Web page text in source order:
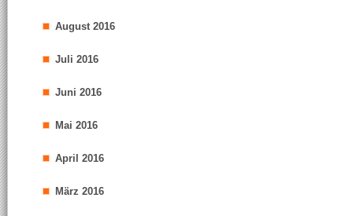
August 2016
Juli 2016
Juni 2016
Mai 2016
April 2016
März 2016